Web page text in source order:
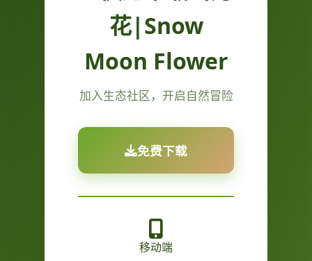
花|Snow
Moon Flower
加入生态社区，开启自然冒险
免费下载
移动端